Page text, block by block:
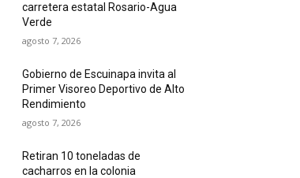
carretera estatal Rosario-Agua
Verde
agosto 7, 2026
Gobierno de Escuinapa invita al
Primer Visoreo Deportivo de Alto
Rendimiento
agosto 7, 2026
Retiran 10 toneladas de
cacharros en la colonia